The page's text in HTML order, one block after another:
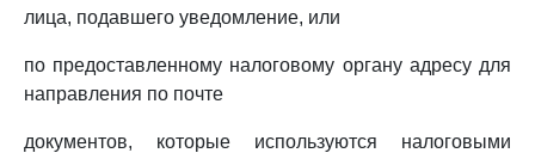
лица, подавшего уведомление, или
по предоставленному налоговому органу адресу для
направления по почте
документов, которые используются налоговыми